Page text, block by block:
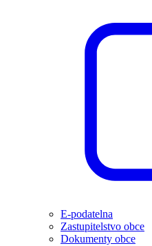
E-podatelna
Zastupitelstvo obce
Dokumenty obce